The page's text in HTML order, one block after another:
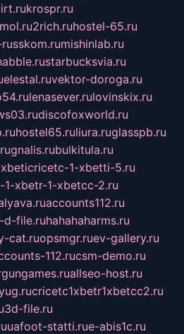
krospr.ru
2rich.ruhostel-65.ru
mishinlab.ru
starbucksvia.ru
elestal.ruvektor-doroga.ru
lenasever.rulovinskix.ru
discofoxworld.ru
hostel65.ruliura.ruglasspb.ru
gnalis.rubulkitula.ru
xbeticricetc-1-xbetti-5.ru
1-xbetr-1-xbetcc-2.ru
accounts112.ru
d-file.ruhahahaharms.ru
cat.ruopsmgr.ruev-gallery.ru
112.rucsm-demo.ru
allseo-host.ru
cricetc1xbetr1xbetcc2.ru
3d-file.ru
uafoot-statti.rue-abis1c.ru